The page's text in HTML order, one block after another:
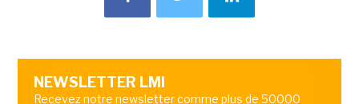
NEWSLETTER LMI
Recevez notre newsletter comme plus de 50000